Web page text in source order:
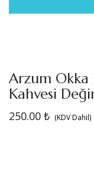
Arzum Okka
Kahvesi
250.00 ₺ (KDV Dahil)